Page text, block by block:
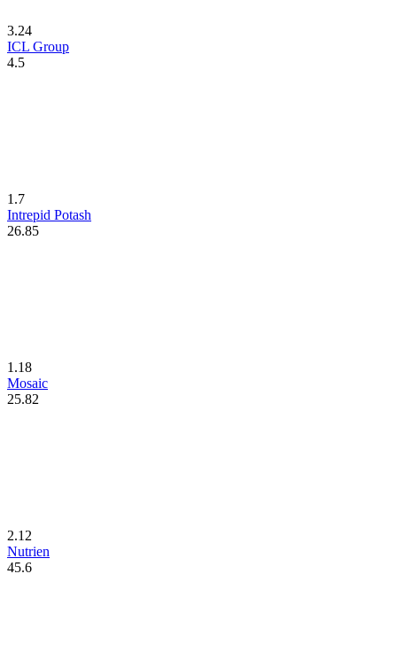
3.24
ICL Group
4.5
1.7
Intrepid Potash
26.85
1.18
Mosaic
25.82
2.12
Nutrien
45.6